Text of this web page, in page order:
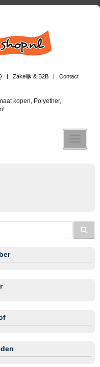
Zakelijk & B2B Contact
kopen, Polyether,
Toggle